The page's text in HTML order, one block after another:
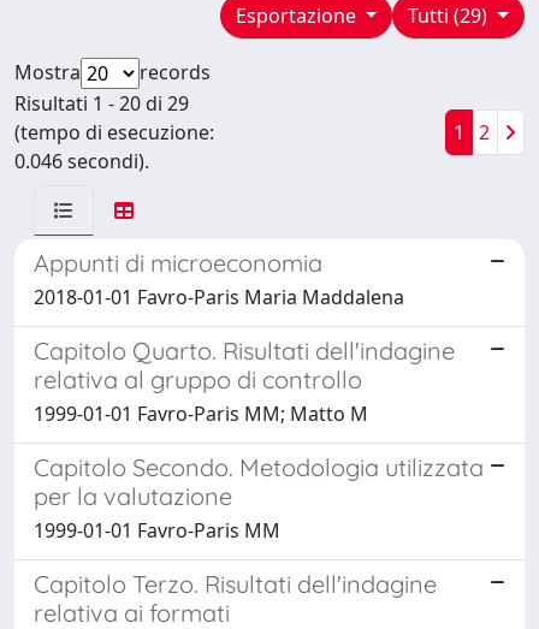
Tutti (29)
Esportazione
Mostra
records
Risultati 1 - 20 di 29
(tempo di esecuzione:
0.046 secondi).
1 2
Appunti di microeconomia
2018-01-01 Favro-Paris Maria Maddalena
Capitolo Quarto. Risultati dell'indagine
relativa al gruppo di controllo
1999-01-01 Favro-Paris MM; Matto M
Capitolo Secondo. Metodologia utilizzata
per la valutazione
1999-01-01 Favro-Paris MM
Capitolo Terzo. Risultati dell'indagine
relativa ai formati